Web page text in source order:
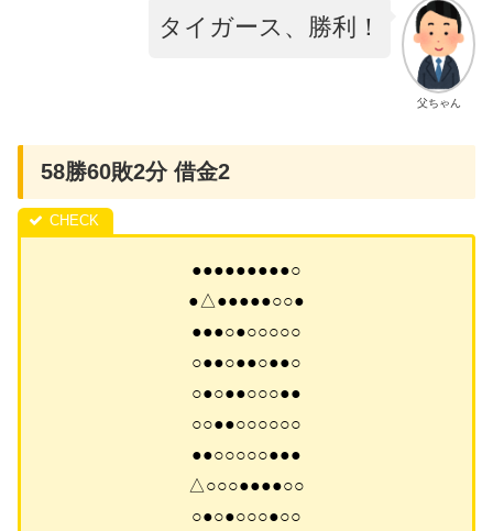
父ちゃん
タイガース、勝利！
58勝60敗2分 借金2
●●●●●●●●●○
●△●●●●●○○●
●●●○●○○○○○
○●●○●●○●●○
○●○●●○○○●●
○○●●○○○○○○
●●○○○○○●●●
△○○○●●●●○○
○●○●○○○●○○